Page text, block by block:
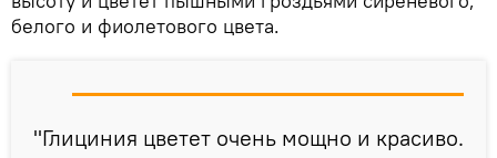
белого и фиолетового цвета.
"Глициния цветет очень мощно и красиво.